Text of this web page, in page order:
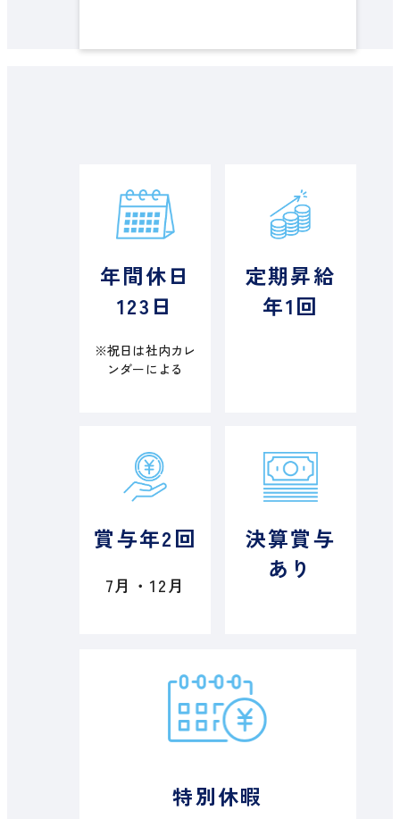
年間休日
123日
※祝日は社内カレ
ンダーによる
定期昇給
年1回
賞与年2回
7月・12月
決算賞与
あり
特別休暇